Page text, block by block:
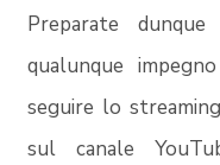
Preparate
qualunque
seguire lo
sul canale